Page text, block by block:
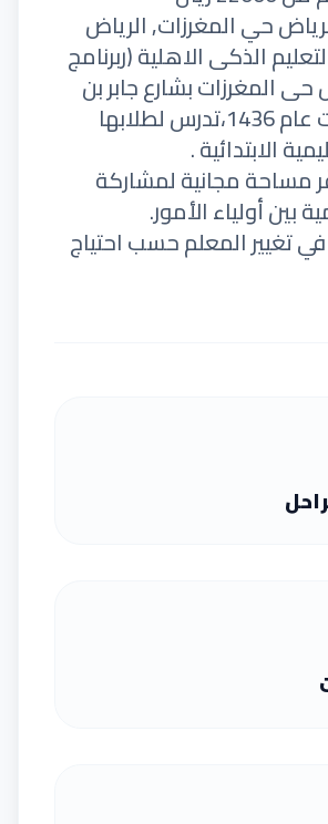
حي المغرزات, الرياض
الذكى الاهلية (ربرنامج
حى المغرزات بشارع جابر بن
جبارة، تأسست عام 1436،تدرس لطلابها
الابتدائية .
مساحة مجانية لمشاركة
بين أولياء الأمور.
تغيير المعلم حسب احتياج